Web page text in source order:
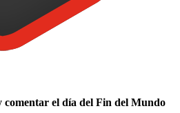
comentar el día del Fin del Mundo